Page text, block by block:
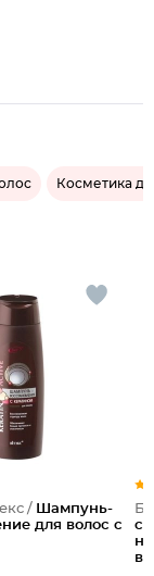
Косметика
/ Шампунь-
для волос с
с